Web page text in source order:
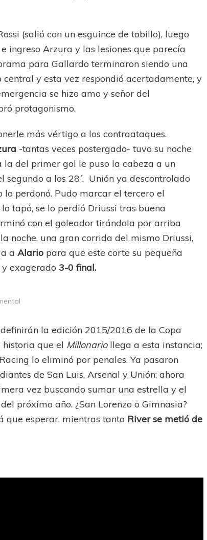
(salió con un esguince de tobillo), luego
ingreso Arzura y las lesiones que parecía
para Gallardo terminaron siendo una
y esta vez respondió acertadamente, y
se hizo amo y señor del
protagonismo.
más vértigo a los contraataques.
-tantas veces postergado- tuvo su noche
del primer gol le puso la cabeza a un
a los 28´. Unión ya descontrolado
perdonó. Pudo marcar el tercero el
tapó, se lo perdió Driussi tras buena
con el goleador tirándola por arriba
noche, una gran corrida del mismo Driussi,
aAlario para que este corte su pequeña
exagerado 3-0 final.
la edición 2015/2016 de la Copa
historia que el Millonariollega a esta instancia;
lo eliminó por penales. Ya pasaron
de San Luis, Arsenal y Unión; ahora
vez buscando sumar una estrella y el
próximo año. ¿San Lorenzo o Gimnasia?
que esperar, mientras tanto River se metió de
LANÚS UEFA CHAMPIONS LEAGUE
PSG celebró el bicampeonato